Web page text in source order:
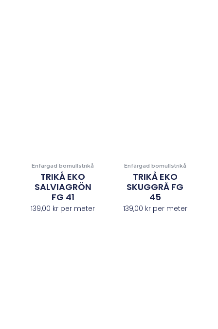
Enfärgad bomullstrikå
TRIKÅ EKO
SALVIAGRÖN
FG 41
139,00 kr per meter
Enfärgad bomullstrikå
TRIKÅ EKO
SKUGGRÅ FG
45
139,00 krper meter